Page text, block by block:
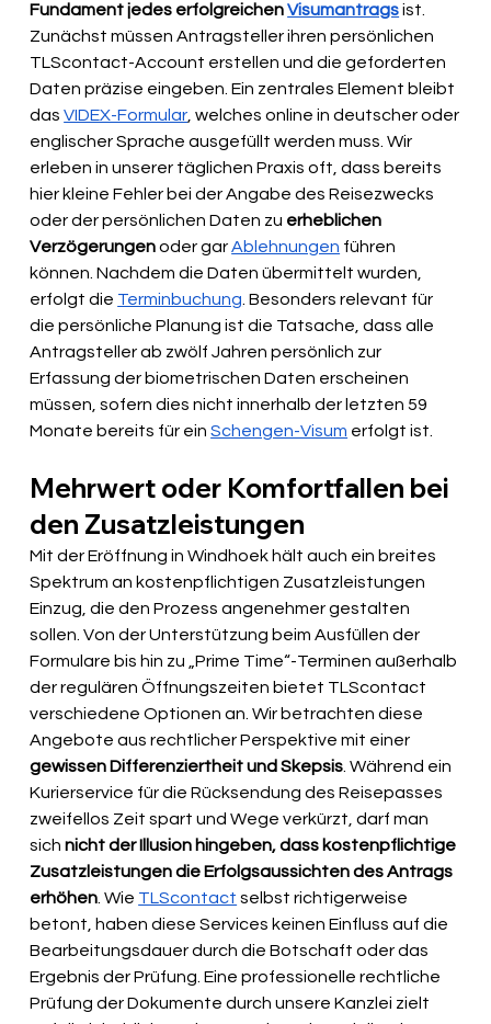
Fundament jedes erfolgreichen Visumantrags ist.
Zunächst müssen Antragsteller ihren persönlichen
TLScontact-Account erstellen und die geforderten
Daten präzise eingeben. Ein zentrales Element bleibt
das VIDEX-Formular , welches online in deutscher oder
englischer Sprache ausgefüllt werden muss. Wir
erleben in unserer täglichen Praxis oft, dass bereits
hier kleine Fehler bei der Angabe des Reisezwecks
oder der persönlichen Daten zu erheblichen
Verzögerungen oder gar Ablehnungen führen
können. Nachdem die Daten übermittelt wurden,
erfolgt die Terminbuchung . Besonders relevant für
die persönliche Planung ist die Tatsache, dass alle
Antragsteller ab zwölf Jahren persönlich zur
Erfassung der biometrischen Daten erscheinen
müssen, sofern dies nicht innerhalb der letzten 59
Monate bereits für ein Schengen-Visum erfolgt ist.
Mehrwert oder Komfortfallen bei
den Zusatzleistungen
Mit der Eröffnung in Windhoek hält auch ein breites
Spektrum an kostenpflichtigen Zusatzleistungen
Einzug, die den Prozess angenehmer gestalten
sollen. Von der Unterstützung beim Ausfüllen der
Formulare bis hin zu „Prime Time“-Terminen außerhalb
der regulären Öffnungszeiten bietet TLScontact
verschiedene Optionen an. Wir betrachten diese
Angebote aus rechtlicher Perspektive mit einer
gewissen Differenziertheit und Skepsis . Während ein
Kurierservice für die Rücksendung des Reisepasses
zweifellos Zeit spart und Wege verkürzt, darf man
sich nicht der Illusion hingeben, dass kostenpflichtige
Zusatzleistungen die Erfolgsaussichten des Antrags
erhöhen . Wie TLScontact selbst richtigerweise
betont, haben diese Services keinen Einfluss auf die
Bearbeitungsdauer durch die Botschaft oder das
Ergebnis der Prüfung. Eine professionelle rechtliche
Prüfung der Dokumente durch unsere Kanzlei zielt